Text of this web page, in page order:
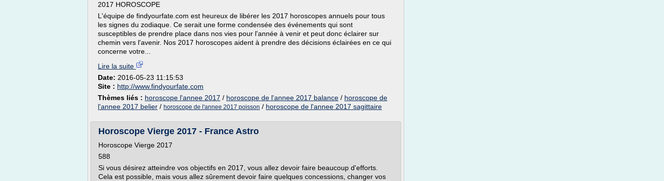
2017 HOROSCOPE
L'équipe de findyourfate.com est heureux de libérer les 2017 horoscopes annuels pour tous
les signes du zodiaque. Ce serait une forme condensée des événements qui sont
susceptibles de prendre place dans nos vies pour l'année à venir et peut donc éclairer sur
chemin vers l'avenir. Nos 2017 horoscopes aident à prendre des décisions éclairées en ce qui
concerne votre...
Lire la suite
Date: 2016-05-23 11:15:53
Site : http://www.findyourfate.com
Thèmes liés : horoscope l'annee 2017 / horoscope de l'annee 2017 balance / horoscope de
l'annee 2017 belier / horoscope de l'annee 2017 poisson / horoscope de l'annee 2017 sagittaire
Horoscope Vierge 2017 - France Astro
Horoscope Vierge 2017
588
Si vous désirez atteindre vos objectifs en 2017, vous allez devoir faire beaucoup d'efforts.
Cela est possible, mais vous allez sûrement devoir faire quelques concessions, changer vos